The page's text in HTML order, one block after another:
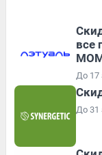
все
До 17
До 31